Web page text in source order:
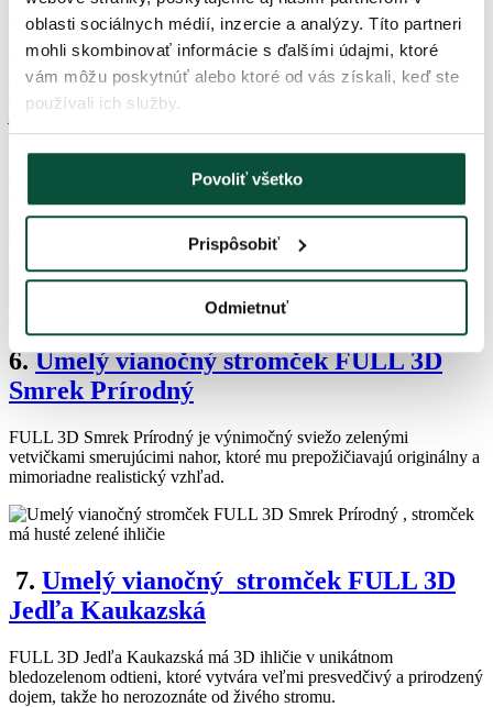
oblasti sociálnych médií, inzercie a analýzy. Títo partneri
mohli skombinovať informácie s ďalšími údajmi, ktoré
vám môžu poskytnúť alebo ktoré od vás získali, keď ste
používali ich služby.
Povoliť všetko
Prispôsobiť
Odmietnuť
Full 3D vianočný stromček
Full 3D vianočné stromčeky (100% 3D)sú tvorené výhradne 3D
ihličím a tak dokonale imitujú živý stromček. Full 3D vianočný
stromček predstavuje to
ponúka . Vetvičky s 3D mäkkým ihličím sú vyrábané z
najkvalitnejších PE (polyetylén) materiálov za pomoci najnovších
technológii. Tento rok sme si pre vás pripravili až6 exkluzívnych
a tak v našej ponuke nájdeteviac ako 10 luxusných
Naša ponuka FULL 3D stromčekov
6.Umelý vianočný stromček FULL 3D
Smrek Prírodný
FULL 3D Smrek Prírodný je výnimočný sviežo zelenými
vetvičkami smerujúcimi nahor, ktoré mu prepožičiavajú originálny a
mimoriadne realistický vzhľad.
7. Umelý vianočný stromček FULL 3D
Jedľa Kaukazská
FULL 3D Jedľa Kaukazská má 3D ihličie v unikátnom
bledozelenom odtieni, ktoré vytvára veľmi presvedčivý a prirodzený
dojem, takže ho nerozoznáte od živého stromu.